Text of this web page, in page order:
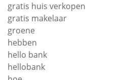
gratis huis verkopen
gratis makelaar
groene
hebben
hello bank
hellobank